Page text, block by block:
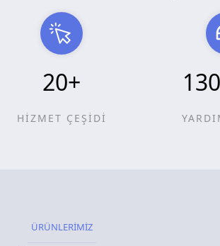
20+
HİZMET ÇEŞİDİ
ÜRÜNLERİMİZ